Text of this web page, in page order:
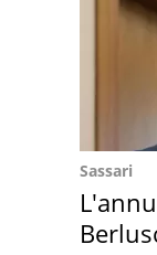
Sassari